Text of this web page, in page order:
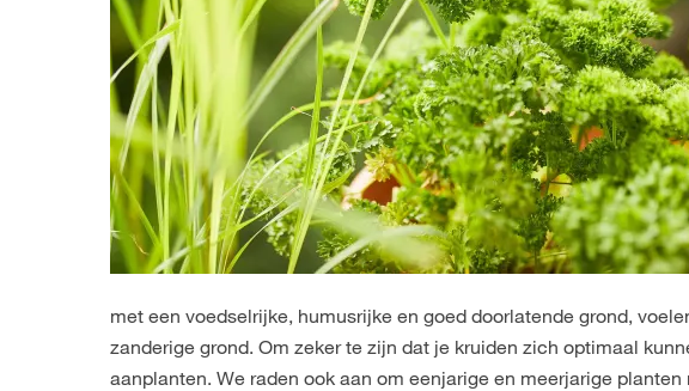
met een voedselrijke, humusrijke en goed doorlatende grond,
zanderige grond. Om zeker te zijn dat je kruiden zich optimaal
aanplanten. We raden ook aan om eenjarige en meerjarige